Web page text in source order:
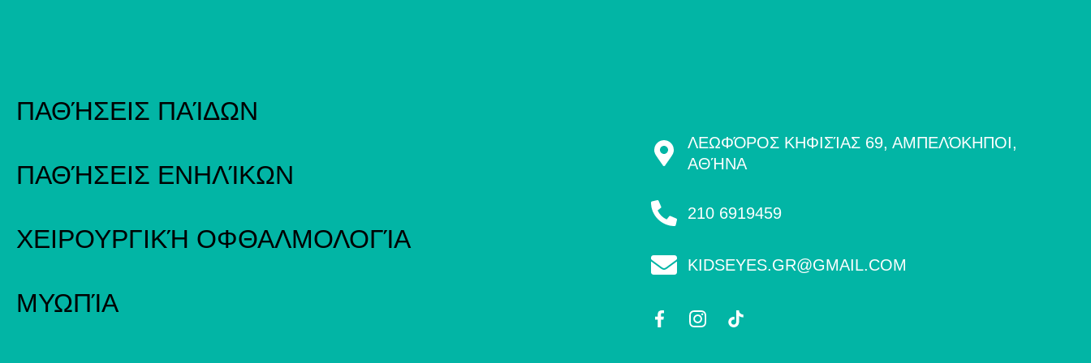
ΠΑΘΉΣΕΙΣ ΠΑΊΔΩΝ
ΠΑΘΉΣΕΙΣ ΕΝΗΛΊΚΩΝ
ΧΕΙΡΟΥΡΓΙΚΉ ΟΦΘΑΛΜΟΛΟΓΊΑ
ΜΥΩΠΊΑ
ΛΕΩΦΌΡΟΣ ΚΗΦΙΣΊΑΣ 69, ΑΜΠΕΛΌΚΗΠΟΙ,
ΑΘΉΝΑ
210 6919459
KIDSEYES.GR@GMAIL.COM